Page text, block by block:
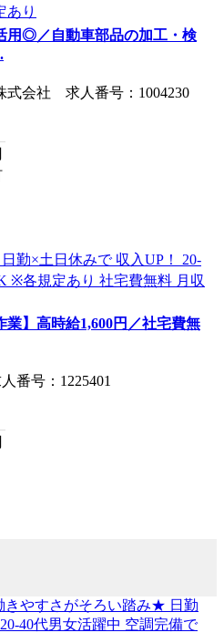
用◎／自動車部品の加工・検
式会社 求人番号：1004230
業】高時給1,600円／社宅費無
番号：1225401